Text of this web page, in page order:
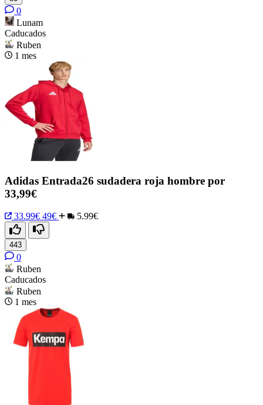
0
Lunam
Caducados
Ruben
1 mes
Adidas Entrada26 sudadera roja hombre por
33,99€
33.99€ 49€ 5.99€
443
0
Ruben
Caducados
Ruben
1 mes